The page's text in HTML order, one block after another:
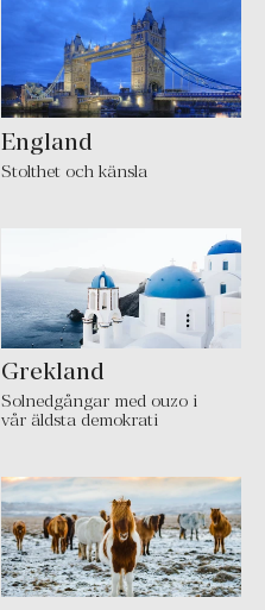
England
Stolthet och känsla
Grekland
Solnedgångar med ouzo i
vår äldsta demokrati